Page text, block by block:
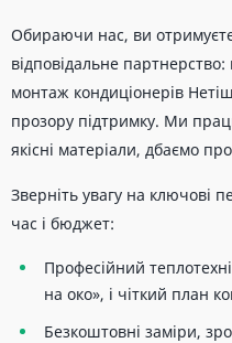
Обираючи нас, ви
відповідальне
монтаж кондиціонерів
прозору підтримку. Ми
якісні матеріали, дбаємо
Зверніть увагу на ключові
час і бюджет:
Професійний
на око», і чіткий план
Безкоштовні заміри,